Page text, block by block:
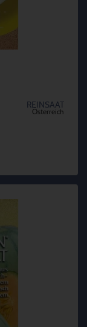
REINSAAT
Österreich